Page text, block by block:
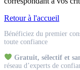
Retour à l'accueil
Expert
Bénéficiez du premier
toute confiance
Gratuit, sélectif et
réseau d’experts de